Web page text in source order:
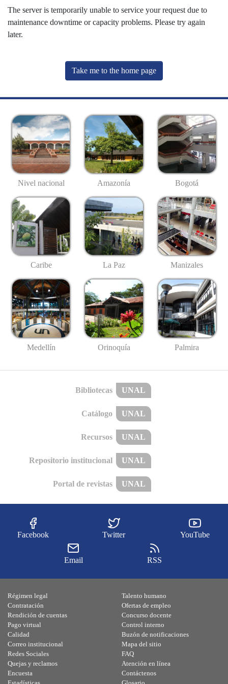
The server is temporarily unable to service your request due to
maintenance downtime or capacity problems. Please try again
later.
Take me to the home page
Nivel nacional Amazonía Bogotá
Caribe La Paz Manizales
Medellín Orinoquía Palmira
Bibliotecas UNAL
Catálogo UNAL
Recursos UNAL
Repositorio institucional UNAL
Portal de revistas UNAL
Facebook Twitter YouTube
Email RSS
Régimen legal
Contratación
Rendición de cuentas
Pago virtual
Calidad
Talento humano
Ofertas de empleo
Concurso docente
Control interno
Buzón de notificaciones
Correo institucional
Redes Sociales
Quejas y reclamos
Encuesta
Mapa del sitio
FAQ
Atención en línea
Contáctenos